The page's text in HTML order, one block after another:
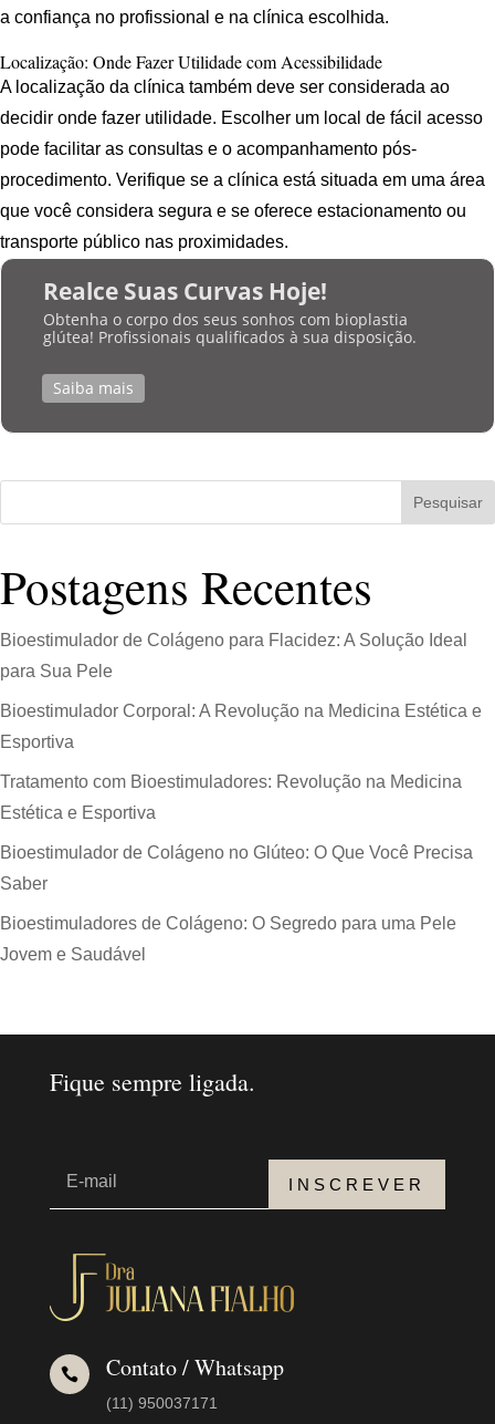
a confiança no profissional e na clínica escolhida.
Localização: Onde Fazer Utilidade com Acessibilidade
A localização da clínica também deve ser considerada ao
decidir onde fazer utilidade. Escolher um local de fácil acesso
pode facilitar as consultas e o acompanhamento pós-
procedimento. Verifique se a clínica está situada em uma área
que você considera segura e se oferece estacionamento ou
transporte público nas proximidades.
Realce Suas Curvas Hoje!
Obtenha o corpo dos seus sonhos com bioplastia
glútea! Profissionais qualificados à sua disposição.
Saiba mais
Pesquisar
Postagens Recentes
Bioestimulador de Colágeno para Flacidez: A Solução Ideal
para Sua Pele
Bioestimulador Corporal: A Revolução na Medicina Estética e
Esportiva
Tratamento com Bioestimuladores: Revolução na Medicina
Estética e Esportiva
Bioestimulador de Colágeno no Glúteo: O Que Você Precisa
Saber
Bioestimuladores de Colágeno: O Segredo para uma Pele
Jovem e Saudável
Fique sempre ligada.
INSCREVER
 Contato / Whatsapp
(11) 950037171